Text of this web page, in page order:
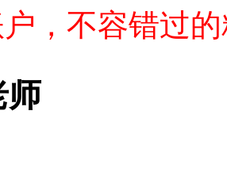
，不容错过
师